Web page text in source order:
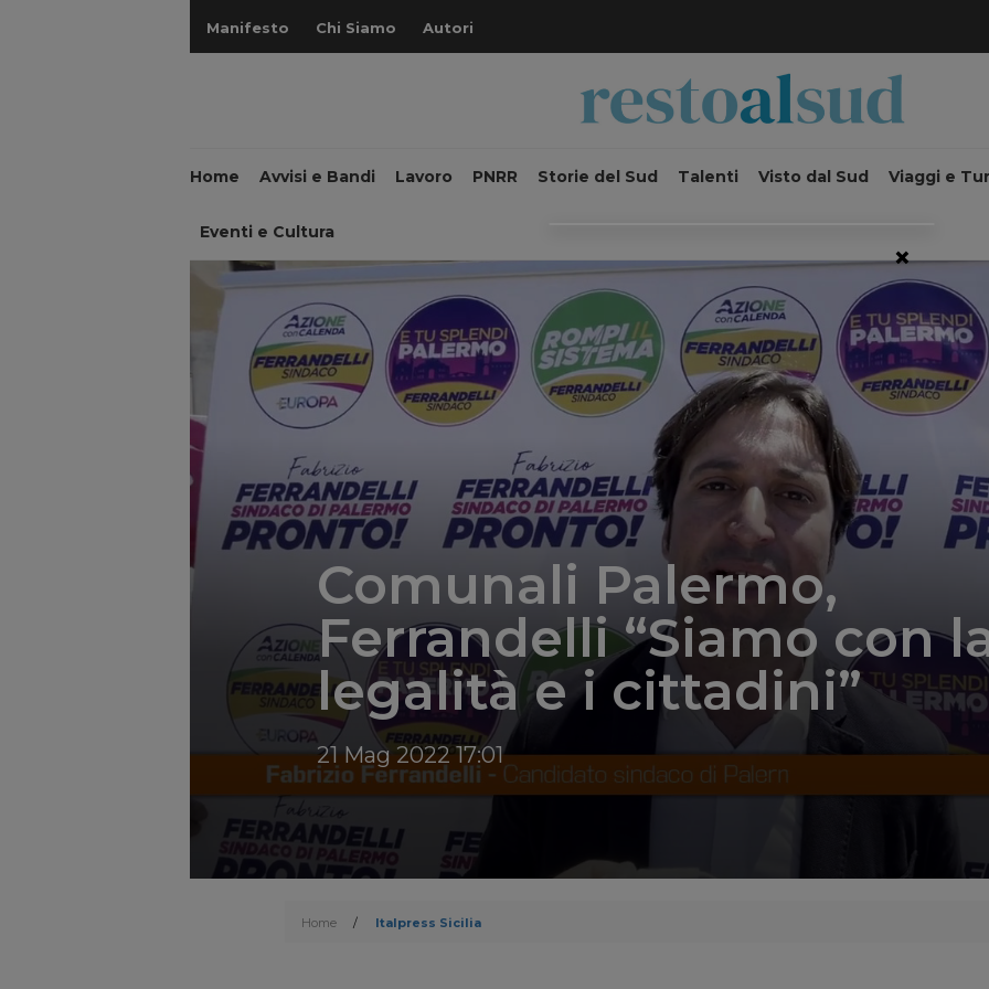
Manifesto Chi Siamo Autori
Home Avvisi e Bandi Lavoro PNRR Storie del Sud Talenti Visto dal Sud Viaggi e
Eventi e Cultura
Comunali Palermo,
Ferrandelli “Siamo con
legalità e i cittadini”
21 Mag 2022 17:01
Home / Italpress Sicilia
×